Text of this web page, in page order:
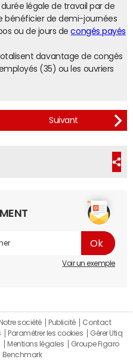
légale de travail par de
bénéficier de demi-journées
ou de jours decongés payés
davantage de congés
(35) ou les ouvriers
Voir un exemple
Notre société Publicité
Contact
Paramétrer les cookies
Gérer Utiq
Mentions légales
Groupe Figaro
Benchmark